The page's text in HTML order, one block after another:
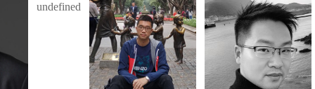
undefined